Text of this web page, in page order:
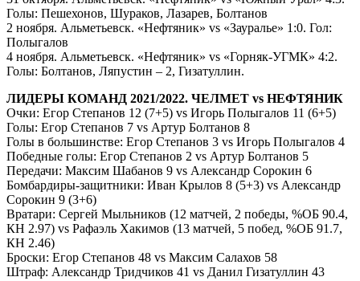
Голы: Пешехонов, Шураков, Лазарев, Болтанов
2 ноября. Альметьевск. «Нефтяник» vs «Зауралье» 1:0. Гол:
Полыгалов
4 ноября. Альметьевск. «Нефтяник» vs «Горняк-УГМК» 4:2.
Голы: Болтанов, Ляпустин – 2, Гизатуллин.
ЛИДЕРЫ КОМАНД 2021/2022. ЧЕЛМЕТ vs НЕФТЯНИК
Очки: Егор Степанов 12 (7+5) vs Игорь Полыгалов 11 (6+5)
Голы: Егор Степанов 7 vs Артур Болтанов 8
Голы в большинстве: Егор Степанов 3 vs Игорь Полыгалов 4
Победные голы: Егор Степанов 2 vs Артур Болтанов 5
Передачи: Максим Шабанов 9 vs Александр Сорокин 6
Бомбардиры-защитники: Иван Крылов 8 (5+3) vs Александр
Сорокин 9 (3+6)
Вратари: Сергей Мыльников (12 матчей, 2 победы, %ОБ 90.4,
КН 2.97) vs Рафаэль Хакимов (13 матчей, 5 побед, %ОБ 91.7,
КН 2.46)
Броски: Егор Степанов 48 vs Максим Салахов 58
Штраф: Александр Тридчиков 41 vs Данил Гизатуллин 43